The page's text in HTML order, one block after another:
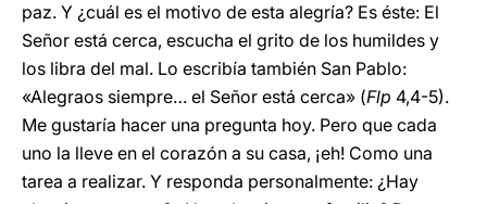
paz. Y ¿cuál es el motivo de esta alegría? Es éste: El
Señor está cerca, escucha el grito de los humildes y
los libra del mal. Lo escribía también San Pablo:
«Alegraos siempre… el Señor está cerca» (Flp 4,4-5).
Me gustaría hacer una pregunta hoy. Pero que cada
uno la lleve en el corazón a su casa, ¡eh! Como una
tarea a realizar. Y responda personalmente: ¿Hay